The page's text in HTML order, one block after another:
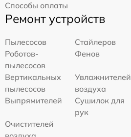
Способы оплаты
Ремонт устройств
Пылесосов
Стайлеров
Роботов-
пылесосов
Фенов
Вертикальных
пылесосов
Увлажнителей
воздуха
Выпрямителей
Сушилок для
рук
Очистителей